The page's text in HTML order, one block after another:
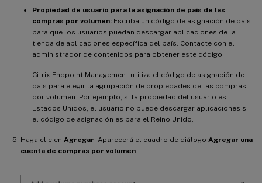
Propiedad de usuario para la asignación de país de las
compras por volumen: Escriba un código de asignación de país
para que los usuarios puedan descargar aplicaciones de la
tienda de aplicaciones específica del país. Contacte con el
administrador de contenidos para obtener este código.
Citrix Endpoint Management utiliza el código de asignación de
país para elegir la agrupación de propiedades de las compras
por volumen. Por ejemplo, si la propiedad del usuario es
Estados Unidos, el usuario no puede descargar aplicaciones si
el código de asignación es para el Reino Unido.
Haga clic en Agregar. Aparecerá el cuadro de diálogo Agregar una
cuenta de compras por volumen.